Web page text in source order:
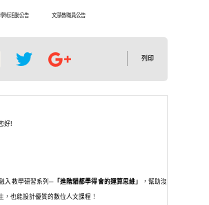
術活動公告 文藻教職員公告
列印
好!
入教學研習系列─「進階貓都學得會的運算思維」 ，幫助沒
，也能設計優質的數位人文課程 ！